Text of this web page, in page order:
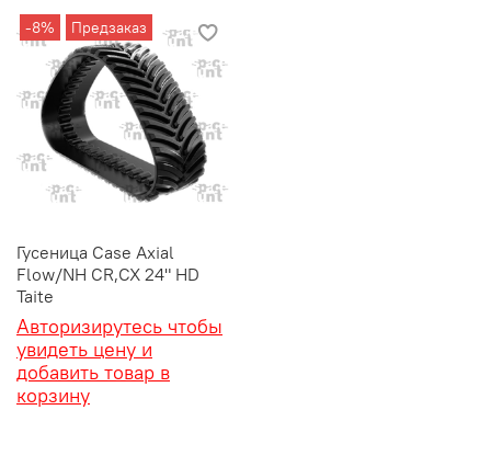
-8% Предзаказ
Гусеница Case Axial
Flow/NH CR,CX 24" HD
Taite
Авторизирутесь чтобы
увидеть цену и
добавить товар в
корзину